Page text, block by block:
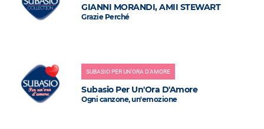
GIANNI MORANDI, AMII STEWART
Grazie Perché
SUBASIO PER UN'ORA D'AMORE
Subasio Per Un'Ora D'Amore
Ogni canzone, un'emozione